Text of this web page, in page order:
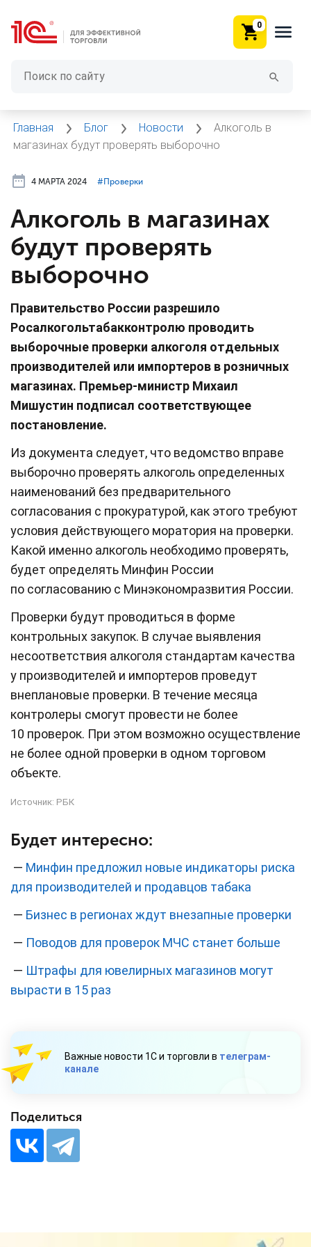
0
Главная Блог Новости
Алкоголь в
магазинах будут проверять выборочно
4 МАРТА 2024 #⁣Проверки
Алкоголь в магазинах
будут проверять
выборочно
Правительство России разрешило
Росалкогольтабакконтролю проводить
выборочные проверки алкоголя отдельных
производителей или импортеров в розничных
магазинах. Премьер-министр Михаил
Мишустин подписал соответствующее
постановление.
Из документа следует, что ведомство вправе
выборочно проверять алкоголь определенных
наименований без предварительного
согласования с прокуратурой, как этого требуют
условия действующего моратория на проверки.
Какой именно алкоголь необходимо проверять,
будет определять Минфин России
по согласованию с Минэкономразвития России.
Проверки будут проводиться в форме
контрольных закупок. В случае выявления
несоответствия алкоголя стандартам качества
у производителей и импортеров проведут
внеплановые проверки. В течение месяца
контролеры смогут провести не более
10 проверок. При этом возможно осуществление
не более одной проверки в одном торговом
объекте.
Источник: РБК
Будет интересно:
— Минфин предложил новые индикаторы риска
для производителей и продавцов табака
— Бизнес в регионах ждут внезапные проверки
— Поводов для проверок МЧС станет больше
— Штрафы для ювелирных магазинов могут
вырасти в 15 раз
Важные новости 1С и торговли в телеграм-
канале
Поделиться